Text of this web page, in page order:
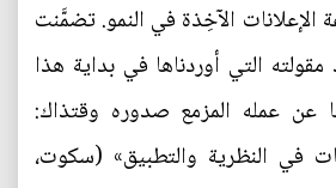
الإعلانات الآخِذة في النمو. تضمَّنت
التي أوردناها في بداية هذا
عن عمله المزمع صدوره وقتذاك:
في النظرية والتطبيق» (سكوت،